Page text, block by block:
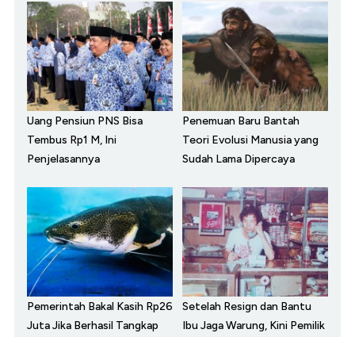
Uang Pensiun PNS Bisa
Tembus Rp1 M, Ini
Penjelasannya
Penemuan Baru Bantah
Teori Evolusi Manusia yang
Sudah Lama Dipercaya
Pemerintah Bakal Kasih Rp26
Juta Jika Berhasil Tangkap
Setelah Resign dan Bantu
Ibu Jaga Warung, Kini Pemilik